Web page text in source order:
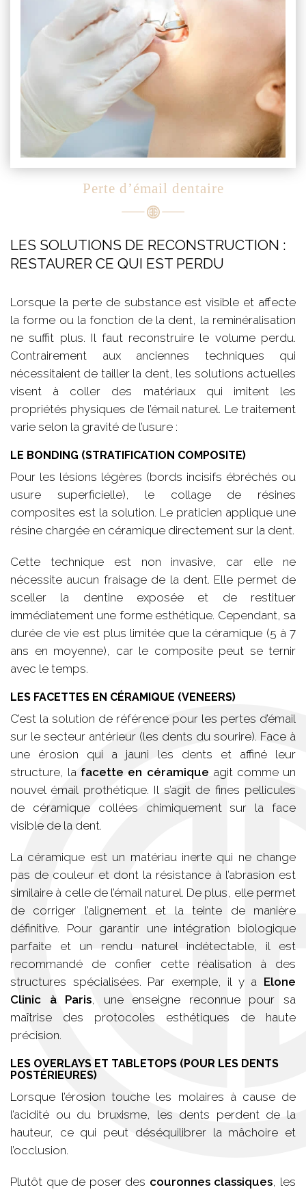
Perte d’émail dentaire
LES SOLUTIONS DE RECONSTRUCTION :
RESTAURER CE QUI EST PERDU
Lorsque la perte de substance est visible et affecte
la forme ou la fonction de la dent, la reminéralisation
ne suffit plus. Il faut reconstruire le volume perdu.
Contrairement aux anciennes techniques qui
nécessitaient de tailler la dent, les solutions actuelles
visent à coller des matériaux qui imitent les
propriétés physiques de l’émail naturel. Le traitement
varie selon la gravité de l’usure :
LE BONDING (STRATIFICATION COMPOSITE)
Pour les lésions légères (bords incisifs ébréchés ou
usure superficielle), le collage de résines
composites est la solution. Le praticien applique une
résine chargée en céramique directement sur la dent.
Cette technique est non invasive, car elle ne
nécessite aucun fraisage de la dent. Elle permet de
sceller la dentine exposée et de restituer
immédiatement une forme esthétique. Cependant, sa
durée de vie est plus limitée que la céramique (5 à 7
ans en moyenne), car le composite peut se ternir
avec le temps.
LES FACETTES EN CÉRAMIQUE (VENEERS)
C’est la solution de référence pour les pertes d’émail
sur le secteur antérieur (les dents du sourire). Face à
une érosion qui a jauni les dents et affiné leur
structure, la facette en céramique agit comme un
nouvel émail prothétique. Il s’agit de fines pellicules
de céramique collées chimiquement sur la face
visible de la dent.
La céramique est un matériau inerte qui ne change
pas de couleur et dont la résistance à l’abrasion est
similaire à celle de l’émail naturel. De plus, elle permet
de corriger l’alignement et la teinte de manière
définitive. Pour garantir une intégration biologique
parfaite et un rendu naturel indétectable, il est
recommandé de confier cette réalisation à des
structures spécialisées. Par exemple, il y a Elone
Clinic à Paris, une enseigne reconnue pour sa
maîtrise des protocoles esthétiques de haute
précision.
LES OVERLAYS ET TABLETOPS (POUR LES DENTS
POSTÉRIEURES)
Lorsque l’érosion touche les molaires à cause de
l’acidité ou du bruxisme, les dents perdent de la
hauteur, ce qui peut déséquilibrer la mâchoire et
l’occlusion.
Plutôt que de poser des couronnes classiques, les